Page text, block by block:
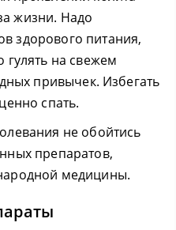
жизни. Надо
здорового питания,
гулять на свежем
привычек. Избегать
спать.
не обойтись
препаратов,
медицины.